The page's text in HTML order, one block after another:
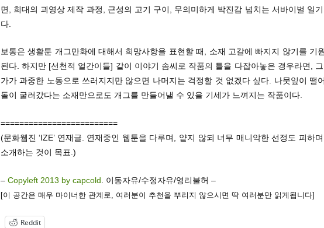
면, 희대의 괴영상 제작 과정, 근성의 고기 구이, 무의미하게 박진감 넘치는 서바이벌 일
다.
보통은 생활툰 개그만화에 대해서 희망사항을 표현할 때, 소재 고갈에 빠지지 않기를 기
된다. 하지만 [선천적 얼간이들] 같이 이야기 솜씨로 작품의 틀을 다잡아놓은 경우라면,
가가 과중한 노동으로 쓰러지지만 않으면 나머지는 걱정할 것 없겠다 싶다. 나뭇잎이 떨
돌이 굴러갔다는 소재만으로도 개그를 만들어낼 수 있을 기세가 느껴지는 작품이다.
=========================
(문화웹진 ‘IZE’ 연재글. 연재중인 웹툰을 다루며, 얕지 않되 너무 매니악한 선정도 피하
소개하는 것이 목표.)
– Copyleft 2013 by capcold . 이동자유/수정자유/영리불허 –
[이 공간은 매우 마이너한 관계로, 여러분이 추천을 뿌리지 않으시면 딱 여러분만 읽게됩니다]
Reddit